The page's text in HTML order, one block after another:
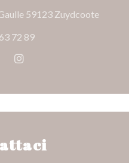
59123 Zuydcoote((apre
72 89
((apre una nuova
Instagram ((apre una